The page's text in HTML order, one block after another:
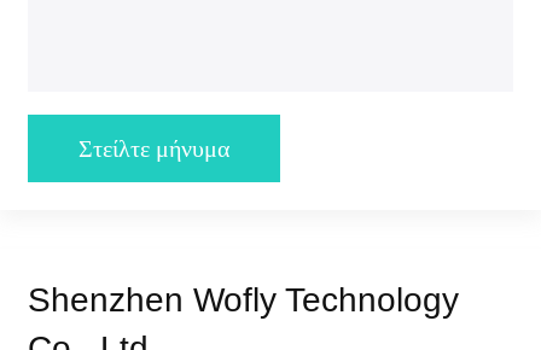
Στείλτε μήνυμα
Shenzhen Wofly Technology